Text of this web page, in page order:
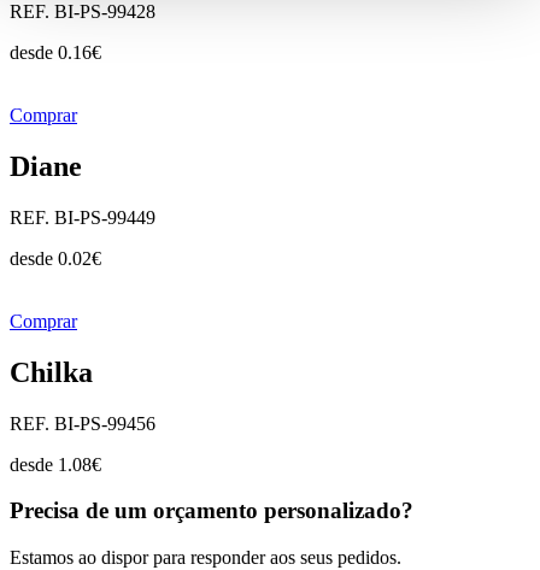
REF. BI-PS-99428
desde 0.16€
Comprar
Diane
REF. BI-PS-99449
desde 0.02€
Comprar
Chilka
REF. BI-PS-99456
desde 1.08€
Precisa de um orçamento personalizado?
Estamos ao dispor para responder aos seus pedidos.